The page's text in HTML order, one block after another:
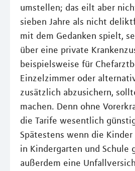
umstellen; das eilt aber
sieben Jahre als nicht
mit dem Gedanken spielt,
über eine private
beispielsweise für
Einzelzimmer oder
zusätzlich abzusichern,
machen. Denn ohne
die Tarife wesentlich
Spätestens wenn die
in Kindergarten und Schule
außerdem eine